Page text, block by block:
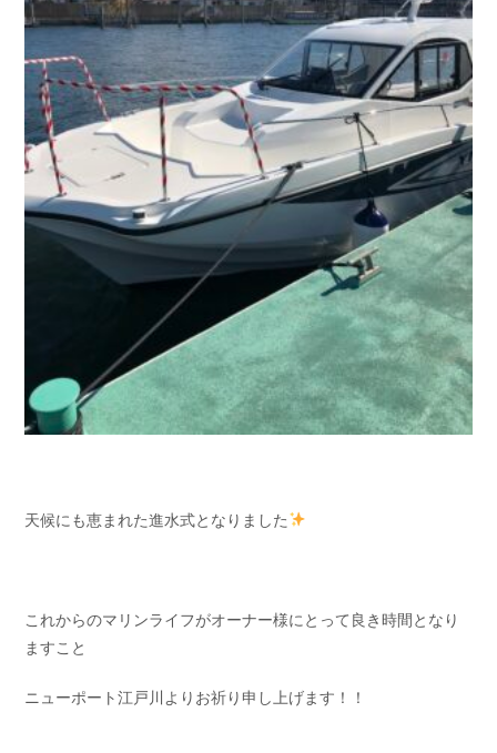
天候にも恵まれた進水式となりました
これからのマリンライフがオーナー様にとって良き時間となり
ますこと
ニューポート江戸川よりお祈り申し上げます！！